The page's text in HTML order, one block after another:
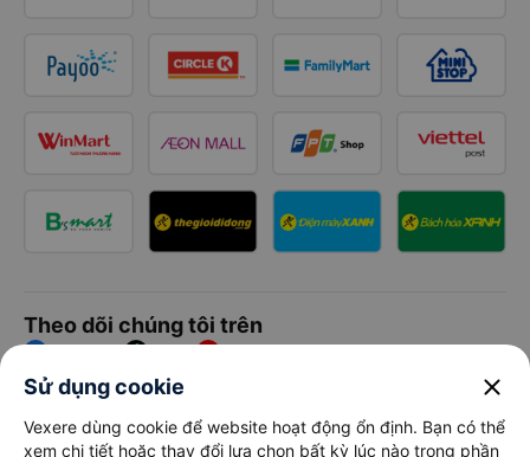
Theo dõi chúng tôi trên
Facebook Tiktok Youtube
Công ty TNHH Thương Mại Dịch Vụ Vexere
Sử dụng cookie close
Vexere dùng cookie để website hoạt động ổn định. Bạn có thể
xem chi tiết hoặc thay đổi lựa chọn bất kỳ lúc nào trong phần